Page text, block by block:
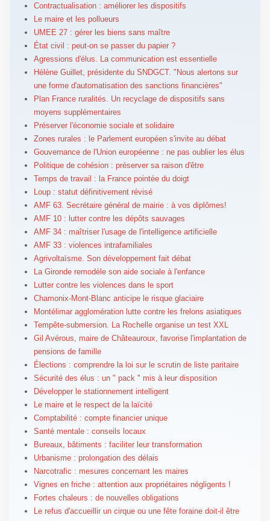
Contractualisation : améliorer les dispositifs
Le maire et les pollueurs
UMEE 27 : gérer les biens sans maître
État civil : peut-on se passer du papier ?
Agressions d'élus. La communication est essentielle
Hélène Guillet, présidente du SNDGCT. "Nous alertons sur
une forme d'automatisation des sanctions financières"
Plan France ruralités. Un recyclage de dispositifs sans
moyens supplémentaires
Préserver l'économie sociale et solidaire
Zones rurales : le Parlement européen s'invite au débat
Gouvernance de l'Union européenne : ne pas oublier les élus
Politique de cohésion : préserver sa raison d'être
Temps de travail : la France pointée du doigt
Loup : statut définitivement révisé
AMF 63. Secrétaire général de mairie : à vos diplômes!
AMF 10 : lutter contre les dépôts sauvages
AMF 34 : maîtriser l'usage de l'intelligence artificielle
AMF 33 : violences intrafamiliales
Agrivoltaïsme. Son développement fait débat
La Gironde remodèle son aide sociale à l'enfance
Lutter contre les violences dans le sport
Chamonix-Mont-Blanc anticipe le risque glaciaire
Montélimar agglomération lutte contre les frelons asiatiques
Tempête-submersion. La Rochelle organise un test XXL
Gil Avérous, maire de Châteauroux, favorise l'implantation de
pensions de famille
Élections : comprendre la loi sur le scrutin de liste paritaire
Sécurité des élus : un " pack " mis à leur disposition
Développer le stationnement intelligent
Le maire et le respect de la laïcité
Comptabilité : compte financier unique
Santé mentale : conseils locaux
Bureaux, bâtiments : faciliter leur transformation
Urbanisme : prolongation des délais
Narcotrafic : mesures concernant les maires
Vignes en friche : attention aux propriétaires négligents !
Fortes chaleurs : de nouvelles obligations
Le refus d'accueillir un cirque ou une fête foraine doit-il être